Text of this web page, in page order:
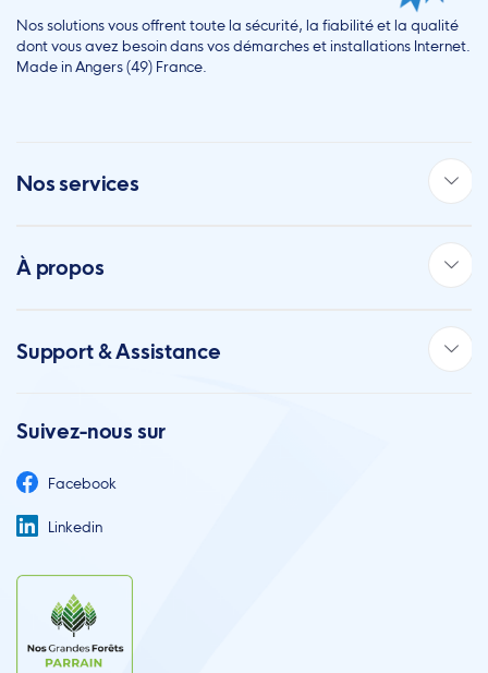
Nos solutions vous offrent toute la sécurité, la fiabilité et la qualité
dont vous avez besoin dans vos démarches et installations Internet.
Made in Angers (49) France.
Nos services
À propos
Support & Assistance
Suivez-nous sur
Facebook
Linkedin